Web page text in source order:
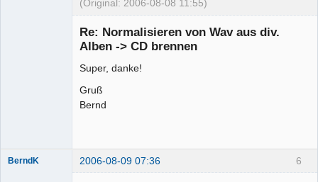
(Original: 2006-08-08 11:55)
Re: Normalisieren von Wav aus div.
Alben -> CD brennen
Super, danke!
Gruß
Bernd
6
BerndK 2006-08-09 07:36